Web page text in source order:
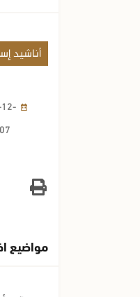
أناشيد
07
مواضيع